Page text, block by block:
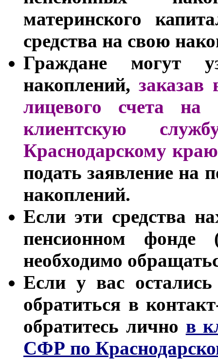
материнского
средства на свою
Граждане могут
накоплений,заказав
лицевого счета на
клиентскую
Краснодарскому
подать заявление на
накоплений.
Если эти средства
пенсионном
необходимо
Если у вас
обратиться в
обратитесь лично в
СФР по